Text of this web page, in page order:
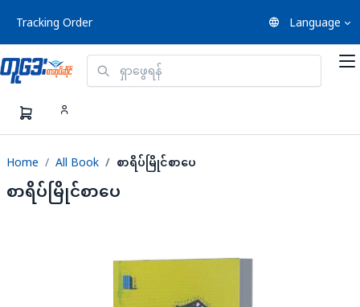
Tracking Order Language
Home All Book စာရိပ်မြိုင်စာပေ
စာရိပ်မြိုင်စာပေ